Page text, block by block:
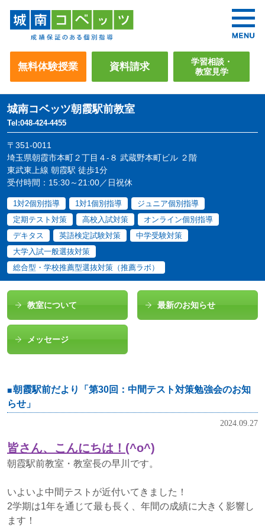
無料体験授業 資料請求
学習相談・
教室見学
城南コベッツ朝霞駅前教室
Tel:048-424-4455
〒351-0011
埼玉県朝霞市本町２丁目４-８ 武蔵野本町ビル ２階
東武東上線 朝霞駅 徒歩1分
受付時間：15:30～21:00／日祝休
1対2個別指導 1対1個別指導
ジュニア個別指導
定期テスト対策
高校入試対策
オンライン個別指導
デキタス
英語検定試験対策
中学受験対策
大学入試一般選抜対策
総合型・学校推薦型選抜対策（推薦ラボ）
教室について 最新のお知らせ
メッセージ
朝霞駅前だより「第30回：中間テスト対策勉強会のお知
らせ」
2024.09.27
皆さん、こんにちは！ (^o^)
朝霞駅前教室・教室長の早川です。
いよいよ中間テストが近付いてきました！
2学期は1年を通じて最も長く、年間の成績に大きく影響し
ます！